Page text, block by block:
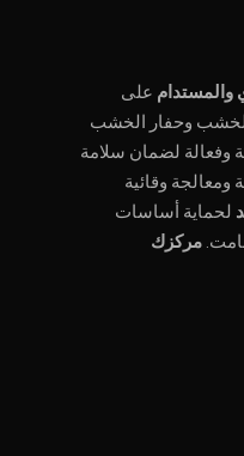
والمستدام على
وحفار الخشب
وفعالة لضمان سلامة
وقائية
لحماية أساسات
مركزك